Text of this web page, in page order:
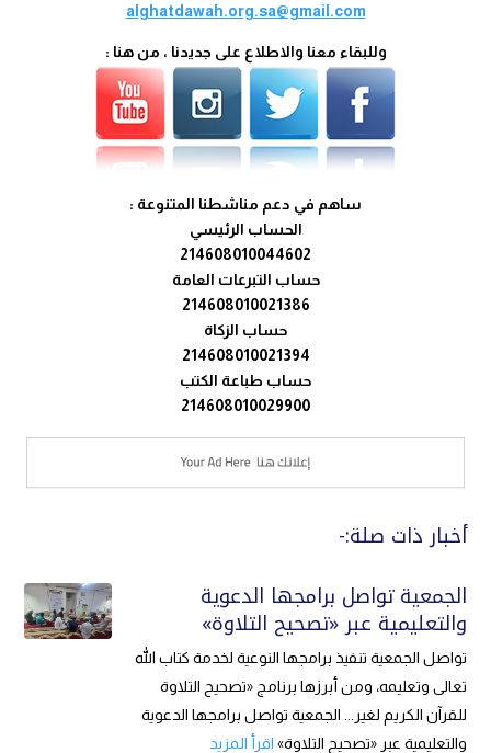
alghatdawah.org.sa@gmail.com
وللبقاء معنا والاطلاع على جديدنا ، من هنا :
ساهم في دعم مناشطنا المتنوعة :
الحساب الرئيسي
214608010044602
حساب التبرعات العامة
214608010021386
حساب الزكاة
214608010021394
حساب طباعة الكتب
214608010029900
أخبار ذات صلة:-
الجمعية تواصل برامجها الدعوية
والتعليمية عبر «تصحيح التلاوة»
تواصل الجمعية تنفيذ برامجها النوعية لخدمة كتاب الله
تعالى وتعليمه، ومن أبرزها برنامج «تصحيح التلاوة
للقرآن الكريم لغير... الجمعية تواصل برامجها الدعوية
والتعليمية عبر «تصحيح التلاوة» اقرأ المزيد